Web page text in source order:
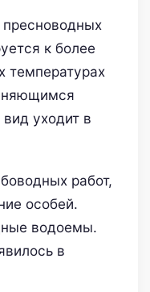
к более
температурах
уходит в
работ,
особей.
водоемы.
в